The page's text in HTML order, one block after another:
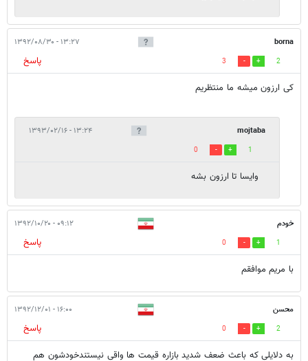
borna ۱۳:۲۷ - ۱۳۹۲/۰۸/۳۰
2
3
پاسخ
کی ارزون میشه ما منتظریم
mojtaba ۱۳:۲۴ - ۱۳۹۳/۰۲/۱۶
1
0
وایسا تا ارزون بشه
خودم ۰۹:۱۲ - ۱۳۹۲/۱۰/۲۰
1
0
پاسخ
با مريم موافقم
محسن ۱۶:۰۰ - ۱۳۹۲/۱۲/۰۱
2
0
پاسخ
به دلایلی که باعث ضعف شدید بازاره قیمت ها واقی نیستندخودشون هم